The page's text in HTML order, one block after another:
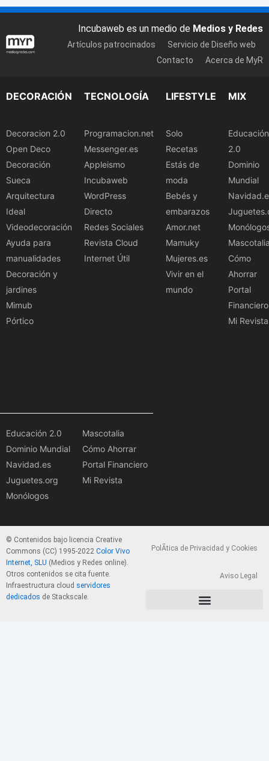
Incubaweb es un medio de Medios y Redes
Artículos patrocinados
Servicio de Diseño web
Contacto
Acerca de MyR
DECORACIÓN
Decoracion 2.0
Open Deco
Decoración
Sueca
Arquitectura
Ideal
Videodecoración
Ayuda para
manualidades
Decoración y
jardines
Mimub
Pórtico
TECNOLOGÍA
Programacion.net
Messenger.es
Appleismo
Incubaweb
WordPress
Directo
Redes Sociales
Revista Cloud
Internet Útil
LIFESTYLE
Solo
Recetas
Estás de
moda
Bebés y
embarazos
Amor.net
Mamuky
Mujeres.es
Vivir en el
mundo
MIX
Educación
2.0
Dominio
Mundial
Cómo
Ahorrar
Portal
Financiero
Mi Revista
Educación 2.0
Dominio Mundial
Navidad.es
Juguetes.org
Monólogos
Mascotalia
Cómo Ahorrar
Portal Financiero
Mi Revista
© Contenidos bajo licencia Creative
Commons (CC) 1995-2022 Color Vivo
Internet, SLU (Medios y Redes online).
Otros contenidos se cita fuente.
Infraestructura cloud servidores
dedicados de Stackscale.
PolÃ­tica de Privacidad y Cookies
Aviso Legal